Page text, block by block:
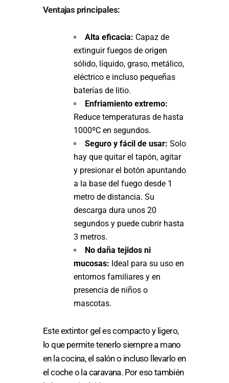
Ventajas principales:
Alta eficacia: Capaz de
extinguir fuegos de origen
sólido, líquido, graso, metálico,
eléctrico e incluso pequeñas
baterías de litio.
Enfriamiento extremo:
Reduce temperaturas de hasta
1000ºC en segundos.
Seguro y fácil de usar: Solo
hay que quitar el tapón, agitar
y presionar el botón apuntando
a la base del fuego desde 1
metro de distancia. Su
descarga dura unos 20
segundos y puede cubrir hasta
3 metros.
No daña tejidos ni
mucosas: Ideal para su uso en
entornos familiares y en
presencia de niños o
mascotas.
Este extintor gel es compacto y ligero,
lo que permite tenerlo siempre a mano
en la cocina, el salón o incluso llevarlo en
el coche o la caravana. Por eso también